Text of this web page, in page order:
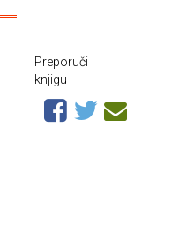
Preporuči
knjigu